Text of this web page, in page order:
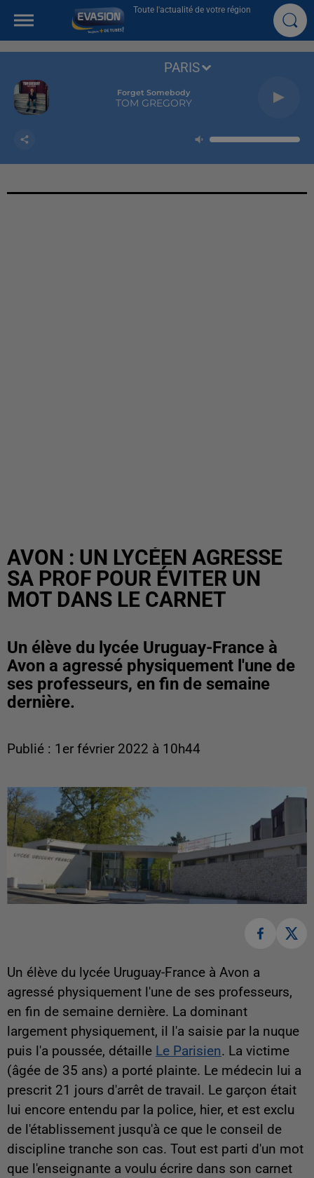
Toute l'actualité de votre région
Forget Somebody
TOM GREGORY
PARIS
AVON : UN LYCÉEN AGRESSE
SA PROF POUR ÉVITER UN
MOT DANS LE CARNET
Un élève du lycée Uruguay-France à
Avon a agressé physiquement l'une de
ses professeurs, en fin de semaine
dernière.
Publié : 1er février 2022 à 10h44
Un élève du lycée Uruguay-France à Avon a
agressé physiquement l'une de ses professeurs,
en fin de semaine dernière. La dominant
largement physiquement, il l'a saisie par la nuque
puis l'a poussée, détaille Le Parisien. La victime
(âgée de 35 ans) a porté plainte. Le médecin lui a
prescrit 21 jours d'arrêt de travail. Le garçon était
lui encore entendu par la police, hier, et est exclu
de l'établissement jusqu'à ce que le conseil de
discipline tranche son cas. Tout est parti d'un mot
que l'enseignante a voulu écrire dans son carnet